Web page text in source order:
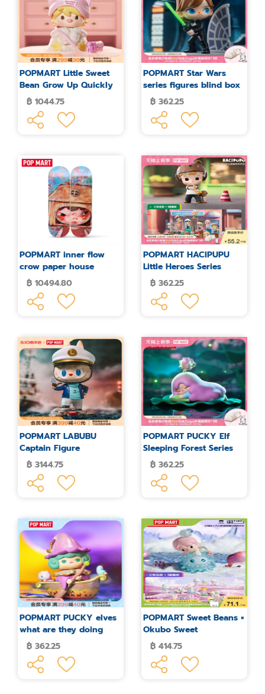
POPMART Little Sweet
Bean Grow Up Quickly
Figure
฿ 1044.75
POPMART Star Wars
series figures blind box
฿ 362.25
POPMART inner flow
crow paper house
skateboard
฿ 10494.80
POPMART HACIPUPU
Little Heroes Series
Figures Blind Box
฿ 362.25
POPMART LABUBU
Captain Figure
฿ 3144.75
POPMART PUCKY Elf
Sleeping Forest Series
Blind Box
฿ 362.25
POPMART PUCKY elves
what are they doing
series blind box
฿ 362.25
POPMART Sweet Beans ×
Okubo Sweet
Companion Series
Figures Blind Box
฿ 414.75